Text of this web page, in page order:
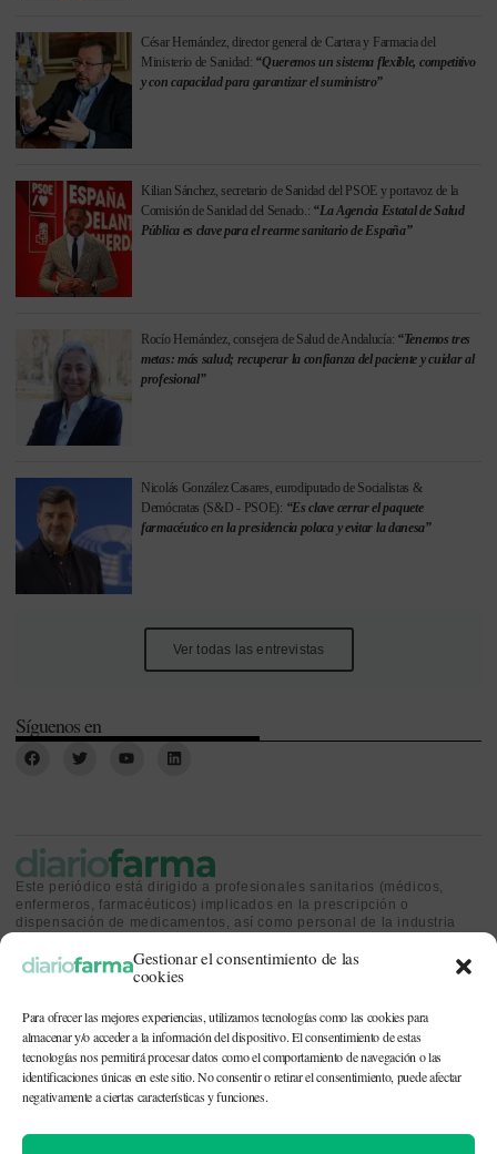
Gestionar el consentimiento de las
cookies
Para ofrecer las mejores experiencias, utilizamos tecnologías como las cookies para
almacenar y/o acceder a la información del dispositivo. El consentimiento de estas
tecnologías nos permitirá procesar datos como el comportamiento de navegación o las
identificaciones únicas en este sitio. No consentir o retirar el consentimiento, puede afectar
negativamente a ciertas características y funciones.
César Hernández, director general de Cartera y Farmacia del
Ministerio de Sanidad: “Queremos un sistema flexible, competitivo
y con capacidad para garantizar el suministro”
Kilian Sánchez, secretario de Sanidad del PSOE y portavoz de la
Comisión de Sanidad del Senado.: “La Agencia Estatal de Salud
Pública es clave para el rearme sanitario de España”
Rocío Hernández, consejera de Salud de Andalucía: “Tenemos tres
metas: más salud; recuperar la confianza del paciente y cuidar al
profesional”
Nicolás González Casares, eurodiputado de Socialistas &
Demócratas (S&D - PSOE): “Es clave cerrar el paquete
farmacéutico en la presidencia polaca y evitar la danesa”
Ver todas las entrevistas
Síguenos en
Este periódico está dirigido a profesionales sanitarios (médicos,
enfermeros, farmacéuticos) implicados en la prescripción o
dispensación de medicamentos, así como personal de la industria
sanitaria.
CONTACTO Y QUIÉNES SOMOS|POLÍTICA DE COOKIES|POLÍTICA DE
© 2026. Todos los derechos reservados. |
| Recursos